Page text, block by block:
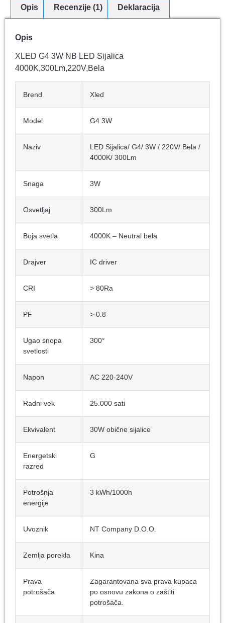
Opis Recenzije (1) Deklaracija
Opis
XLED G4 3W NB LED Sijalica
4000K,300Lm,220V,Bela
Brend Xled
Model G4 3W
Naziv
LED Sijalica/ G4/ 3W / 220V/ Bela /
4000K/ 300Lm
Snaga 3W
Osvetljaj 300Lm
Boja svetla 4000K – Neutral bela
Drajver IC driver
CRI > 80Ra
PF > 0.8
Ugao snopa
svetlosti
300°
Napon AC 220-240V
Radni vek 25.000 sati
Ekvivalent 30W obične sijalice
Energetski
razred
G
Potrošnja
energije
3 kWh/1000h
Uvoznik NT Company D.O.O.
Zemlja porekla Kina
Prava
potrošača
Zagarantovana sva prava kupaca
po osnovu zakona o zaštiti
potrošača.